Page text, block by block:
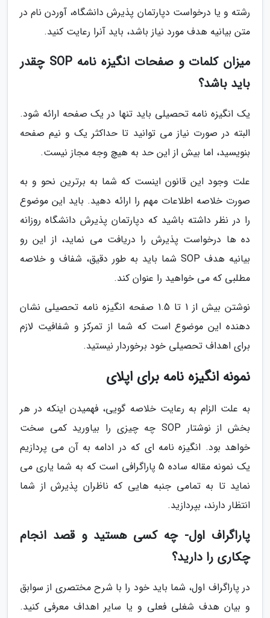
رشته و یا درخواست دپارتمان پذیرش دانشگاه، آوردن نام در
متن بیانیه هدف مورد نیاز باشد، باید آنرا رعایت کنید.
میزان کلمات و صفحات انگیزه نامه SOP چقدر
باید باشد؟
یک انگیزه نامه تحصیلی باید تنها در یک صفحه ارائه شود.
البته در صورت نیاز می توانید تا حداکثر یک و نیم صفحه
بنویسید، اما بیش از این حد به هیچ وجه مجاز نیست.
علت وجود این قانون اینست که شما به برترین نحو و به
صورت خلاصه اطلاعات مهم را ارائه دهید. باید این موضوع
را در نظر داشته باشید که دپارتمان پذیرش دانشگاه روزانه
ده ها درخواست پذیرش را دریافت می نماید، از این رو
بیانیه هدف SOP شما باید به طور دقیق، شفاف و خلاصه
مطلبی که می خواهید را عنوان کند.
نوشتن بیش از 1 تا 1.5 صفحه انگیزه نامه تحصیلی نشان
دهنده این موضوع است که شما از تمرکز و شفافیت لازم
برای اهداف تحصیلی خود برخوردار نیستید.
نمونه انگیزه نامه برای اپلای
به علت الزام به رعایت خلاصه گویی، فهمیدن اینکه در هر
بخش از نوشتار SOP چه چیزی را بیاورید کمی سخت
خواهد بود. انگیزه نامه ای که در ادامه به آن می پردازیم
یک نمونه مقاله ساده 5 پاراگرافی است که به شما یاری می
نماید تا به تمامی جنبه هایی که ناظران پذیرش از شما
انتظار دارند، بپردازید.
پاراگراف اول- چه کسی هستید و قصد انجام
چکاری را دارید؟
در پاراگراف اول، شما باید خود را با شرح مختصری از سوابق
و بیان هدف شغلی فعلی و یا سایر اهداف معرفی کنید.